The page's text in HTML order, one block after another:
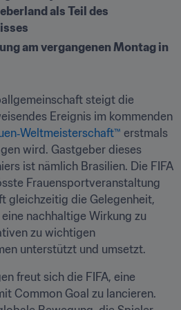
als Teil des
am vergangenen Montag in
steigt die
Ereignis im kommenden
erstmals
wird. Gastgeber dieses
ist nämlich Brasilien. Die FIFA
Frauensportveranstaltung
gleichzeitig die Gelegenheit,
nachhaltige Wirkung zu
zu wichtigen
unterstützt und umsetzt.
freut sich die FIFA, eine
Common Goal zu lancieren.